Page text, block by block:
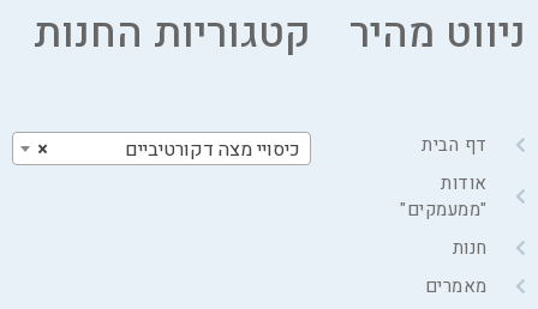
ניווט מהיר
דף הבית
אודות
"ממעמקים"
חנות
מאמרים
קטגוריות החנות
× כיסויי מצה דקורטיביים